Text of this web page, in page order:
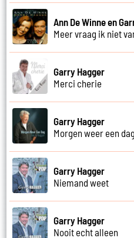
Ann De Winne en
Meer vraag ik niet
Garry Hagger
Merci cherie
Garry Hagger
Morgen weer een dag
Garry Hagger
Niemand weet
Garry Hagger
Nooit echt alleen